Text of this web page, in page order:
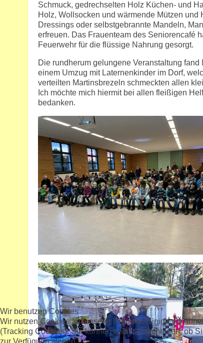
Schmuck, gedrechselten Holz Küchen- und
Holz, Wollsocken und wärmende Mützen
Dressings oder selbstgebrannte Mandeln,
erfreuen. Das Frauenteam des Seniorencafé
Feuerwehr für die flüssige Nahrung gesorgt.
Die rundherum gelungene Veranstaltung
einem Umzug mit Laternenkinder im Dorf,
verteilten Martinsbrezeln schmeckten allen
Ich möchte mich hiermit bei allen fleißigen
bedanken.
Wir benutzen Cookies
Wir nutzen Cookies auf unserer Website. Einige von
(Tracking Cookies). Sie können selbst entscheiden, ob
zur Verfügung stehen.